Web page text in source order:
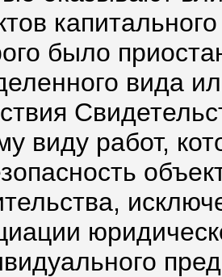
было
вида
виду работ,